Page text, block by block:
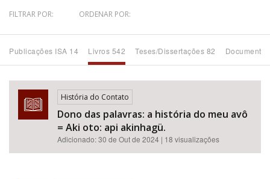
Povo Indígena
Subtema
Área de Levantamento
FILTRAR POR: ORDENAR POR:
Publicações ISA 14 Livros 542 Teses/Dissertações 82
História do Contato
Dono das palavras: a história do meu avô
= Aki oto: api akinhagü.
Adicionado:30 de Out de 2024 | 18 visualizações